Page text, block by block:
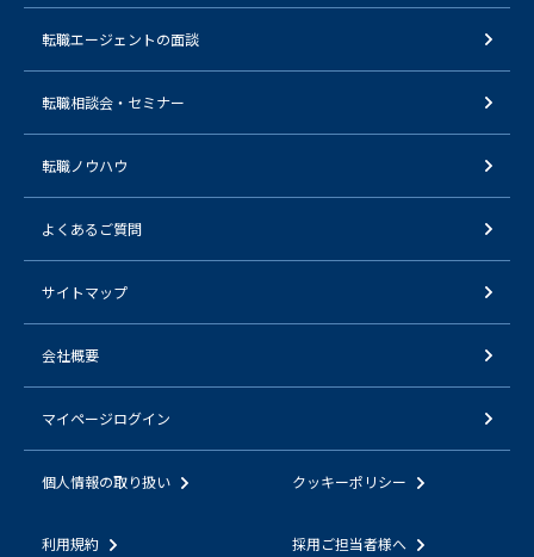
転職エージェントの面談
転職相談会・セミナー
転職ノウハウ
よくあるご質問
サイトマップ
会社概要
マイページログイン
個人情報の取り扱い クッキーポリシー
利用規約 採用ご担当者様へ